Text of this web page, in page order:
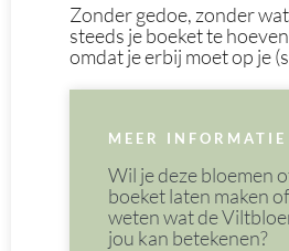
Zonder gedoe, zonder
steeds je boeket te
omdat je erbij moet op je
MEER INFORMATIE
Wil je deze bloemen
boeket laten maken
weten wat de
jou kan betekenen?